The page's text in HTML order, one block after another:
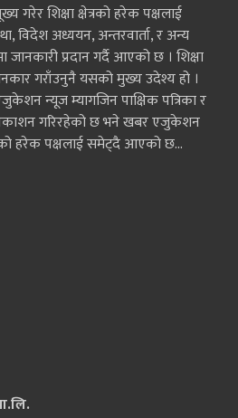
गरेर शिक्षा क्षेत्रको हरेक पक्षलाई
विदेश अध्ययन, अन्तरवार्ता, र अन्य
जानकारी प्रदान गर्दै आएको छ । शिक्षा
गराँउनुनै यसको मुख्य उदेश्य हो ।
न्यूज म्यागजिन पाक्षिक पत्रिका र
गरिरहेको छ भने खबर एजुकेशन
हरेक पक्षलाई समेट्दै आएको छ...